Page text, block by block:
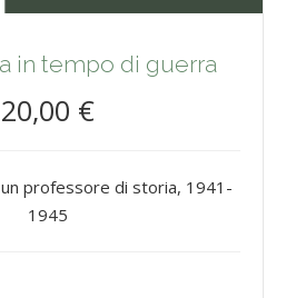
in tempo di guerra
20,00 €
professore di storia, 1941-
1945